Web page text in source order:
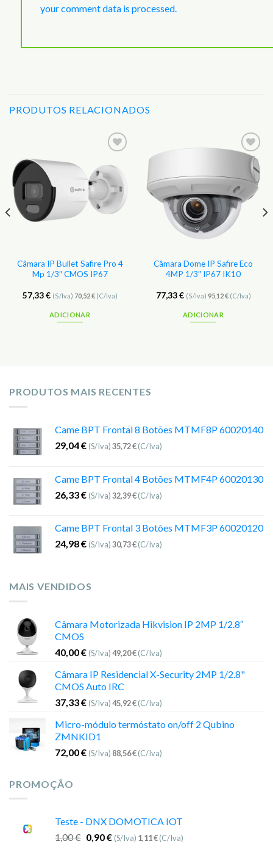
your comment data is processed.
PRODUTOS RELACIONADOS
aos
Favoritos
Câmara IP Bullet Safire Pro 4
Mp 1/3″ CMOS IP67
57,33€ (S/Iva) 70,52€(C/Iva)
ADICIONAR
Adicionar
Favoritos
Câmara Dome IP Safire Eco
4MP 1/3″ IP67 IK10
77,33€ (S/Iva) 95,12€(C/Iva)
ADICIONAR
PRODUTOS MAIS RECENTES
Came BPT Frontal 8 Botões MTMF8P 60020140
29,04€ (S/Iva)35,72€(C/Iva)
Came BPT Frontal 4 Botões MTMF4P 60020130
26,33€ (S/Iva)32,39€(C/Iva)
Came BPT Frontal 3 Botões MTMF3P 60020120
24,98€ (S/Iva)30,73€(C/Iva)
MAIS VENDIDOS
Câmara Motorizada Hikvision IP 2MP 1/2.8″
CMOS
40,00€ (S/Iva)49,20€(C/Iva)
Câmara IP Residencial X-Security 2MP 1/2.8"
CMOS Auto IRC
37,33€ (S/Iva)45,92€(C/Iva)
Micro-módulo termóstato on/off 2 Qubino
ZMNKID1
72,00€ (S/Iva) 88,56€(C/Iva)
PROMOÇÃO
Teste - DNX DOMOTICA IOT
1,00€ 0,90€ (S/Iva) 1,11€(C/Iva)